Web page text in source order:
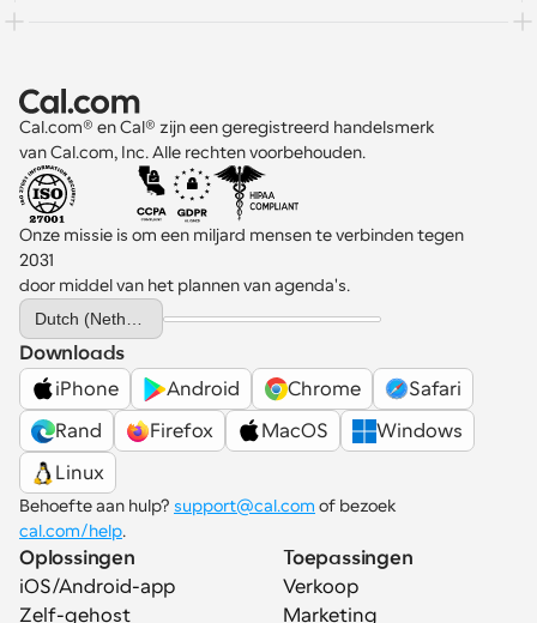
Cal.com® en Cal® zijn een geregistreerd handelsmerk
van Cal.com, Inc. Alle rechten voorbehouden.
Onze missie is om een miljard mensen te verbinden tegen
2031
door middel van het plannen van agenda's.
Select Language
Downloads
iPhone
Android Chrome
Safari
Rand
Firefox MacOS
Windows
Linux
Behoefte aan hulp? support@cal.com
cal.com/help.
Oplossingen
iOS/Android-app
Zelf-gehost
Toepassingen
Verkoop
Marketing